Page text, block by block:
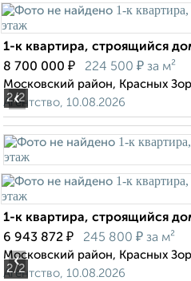
2/2
1-к квартира, строящийся
8 700 000 ₽ 224 500 ₽ за м²
Московский район, Красных
Агентство, 10.08.2026
2/2
‹
1-к квартира, строящийся
6 943 872 ₽ 245 800 ₽ за м²
Московский район, Красных
Агентство, 10.08.2026
‹